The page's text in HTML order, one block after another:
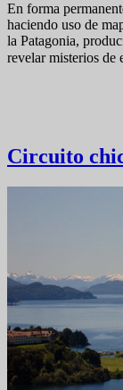
En forma
haciendo uso de
la Patagonia,
revelar misterios de
Circuito